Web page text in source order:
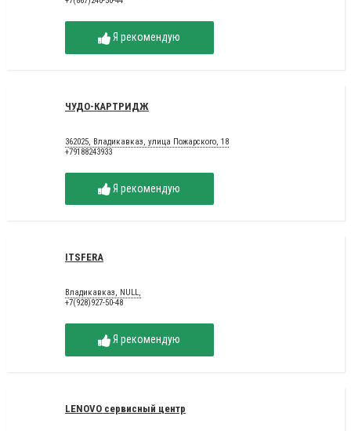
Я рекомендую
ЧУДО-КАРТРИДЖ
362025, Владикавказ, улица Пожарского, 18
+79188243933
Я рекомендую
ITSFERA
Владикавказ, NULL,
+7(928)927-50-48
Я рекомендую
LENOVO сервисный центр